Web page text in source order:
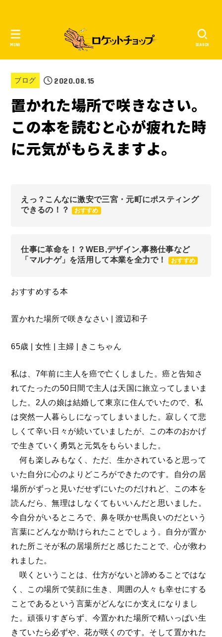
SEARCH
MENU
ブログ 2020.08.15
置かれた場所で咲きなさい。
この本を読むと心が疲れた時
に元気がもらえますよ。
えっ？こんなに激安で三宮・元町にポスティング
できるの！？
おすすめ
仕事に革命を！？WEB,デザイン,事務仕事など
「マルナゲ」を活用して本業を全力で！
おすすめ
おすすめする本
置かれた場所で咲きなさい | 渡辺和子
65歳 | 女性 | 主婦 | きこちゃん
私は、7年前に主人を癌で亡くしました。癌と告知さ
れてたったの50日間で主人は天国に旅立ってしまいま
した。2人の娘は結婚して東京に住んでいたので、私
は突然一人暮らしになってしまいました。寂しくて悲
しくて辛い日々が続いていましたが、この本のおかげ
で生きていく勇気と元気をもらいました。
何も楽しみもなく、ただ、生かされていると思って
いた自分に心のよりどころができたのです。自分の居
場所がずっと見いだせずにいたのだけれど、この本を
読んだら、無理はしなくてもいいんだと思いました。
今自分がいるところで、鼻を咲かせ馬良いのだという
言葉にどんなか助けられたことでしょう。自分が置か
れた所こそが私の居場所だと感じたことで、心が救わ
れました。
咲くということは、仕方がないと諦めることではな
く、この場所で笑顔に生き、周囲の人々も幸せにする
ことであるという言葉がどんなにか支えになりまし
た。頑張りすぎらず、今置かれた場所で精いっぱい生
きていたら必ずや、花が咲くのです。そして置かれた